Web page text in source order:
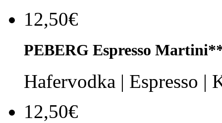
12,50€
PEBERG Espresso
Hafervodka | Espresso |
12,50€